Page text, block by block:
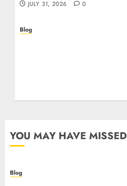
JULY 31, 2026 0
Blog
JULY 26, 2026 0
YOU MAY HAVE MISSED
Blog